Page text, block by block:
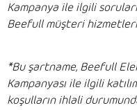
Kampanya ile ilgili
Beefull müşteri
*Bu şartname, Beefull
Kampanyası ile ilgili
koşulların ihlali